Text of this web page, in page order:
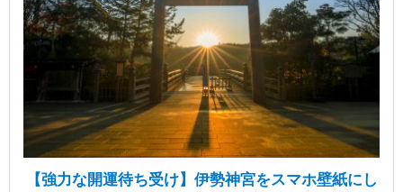
【強力な開運待ち受け】伊勢神宮をスマホ壁紙にし